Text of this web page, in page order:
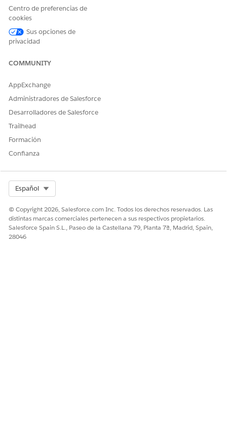
transmisión, seleccionando datos nuevos o modificados.
Cloud
Cree una perspectiva calculada desde un kit de datos
¡Háganos saber cómo podemos mejorar!
Centro de preferencias de
cookies
Sus opciones de
privacidad
COMMUNITY
AppExchange
Administradores de Salesforce
Desarrolladores de Salesforce
Trailhead
Formación
Confianza
Español
© Copyright 2026, Salesforce.com Inc. Todos los derechos reservados. Las
distintas marcas comerciales pertenecen a sus respectivos propietarios.
Salesforce Spain S.L., Paseo de la Castellana 79, Planta 7ª, Madrid, Spain,
28046